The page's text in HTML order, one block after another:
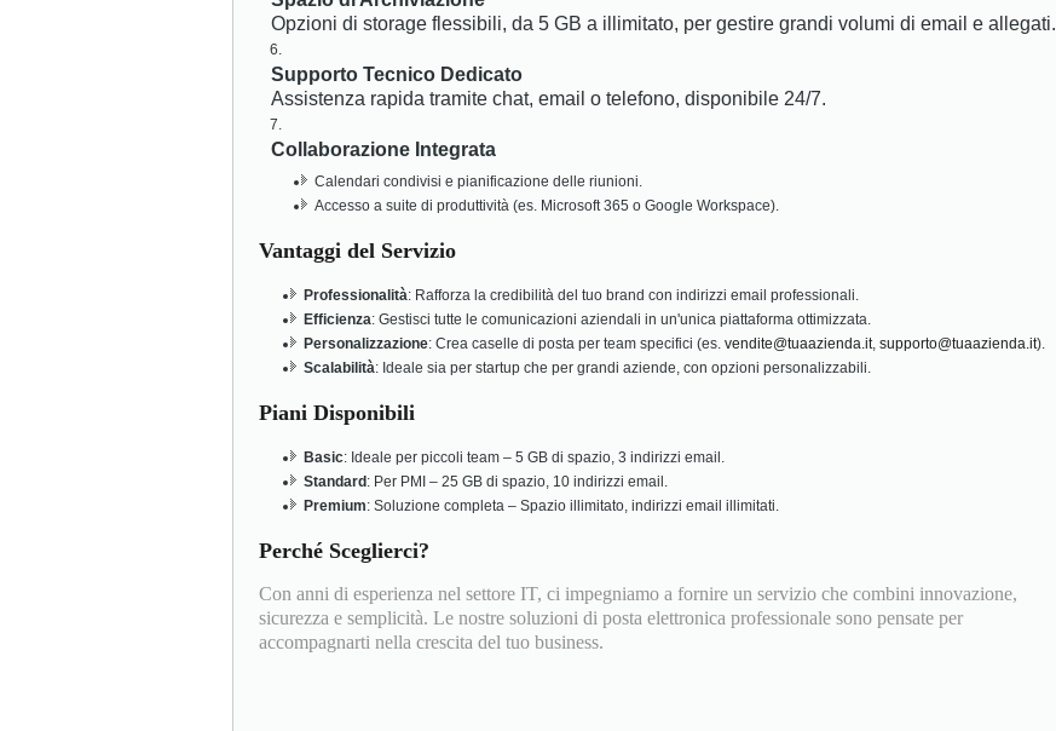
Opzioni di storage flessibili, da 5 GB a illimitato, per gestire grandi volumi di email e allegati.
Supporto Tecnico Dedicato
Assistenza rapida tramite chat, email o telefono, disponibile 24/7.
Collaborazione Integrata
Calendari condivisi e pianificazione delle riunioni.
Accesso a suite di produttività (es. Microsoft 365 o Google Workspace).
Vantaggi del Servizio
Professionalità: Rafforza la credibilità del tuo brand con indirizzi email professionali.
Efficienza: Gestisci tutte le comunicazioni aziendali in un'unica piattaforma ottimizzata.
Personalizzazione: Crea caselle di posta per team specifici (es. vendite@tuaazienda.it, supporto@tuaazienda.it).
Scalabilità: Ideale sia per startup che per grandi aziende, con opzioni personalizzabili.
Piani Disponibili
Basic: Ideale per piccoli team – 5 GB di spazio, 3 indirizzi email.
Standard: Per PMI – 25 GB di spazio, 10 indirizzi email.
Premium: Soluzione completa – Spazio illimitato, indirizzi email illimitati.
Perché Sceglierci?
Con anni di esperienza nel settore IT, ci impegniamo a fornire un servizio che combini innovazione,
sicurezza e semplicità. Le nostre soluzioni di posta elettronica professionale sono pensate per
accompagnarti nella crescita del tuo business.